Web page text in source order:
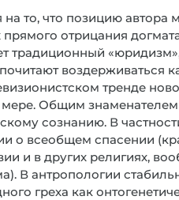
то, что позицию автора
прямого отрицания
традиционный
воздерживаться
тренде
Общим знаменателем
сознанию. В
о всеобщем спасении
и в других религиях,
В антропологии
греха как